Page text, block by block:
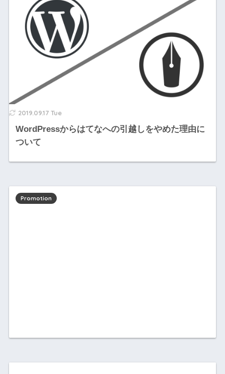
2019.09.17 Tue
WordPressからはてなへの引越しをやめた理由に
ついて
Promotion